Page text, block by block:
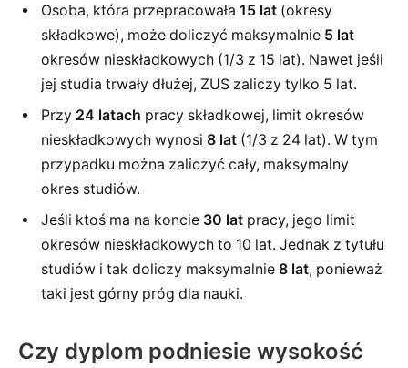
Osoba, która przepracowała 15 lat (okresy
składkowe), może doliczyć maksymalnie 5 lat
okresów nieskładkowych (1/3 z 15 lat). Nawet jeśli
jej studia trwały dłużej, ZUS zaliczy tylko 5 lat.
Przy 24 latach pracy składkowej, limit okresów
nieskładkowych wynosi 8 lat (1/3 z 24 lat). W tym
przypadku można zaliczyć cały, maksymalny
okres studiów.
Jeśli ktoś ma na koncie 30 lat pracy, jego limit
okresów nieskładkowych to 10 lat. Jednak z tytułu
studiów i tak doliczy maksymalnie 8 lat, ponieważ
taki jest górny próg dla nauki.
Czy dyplom podniesie wysokość